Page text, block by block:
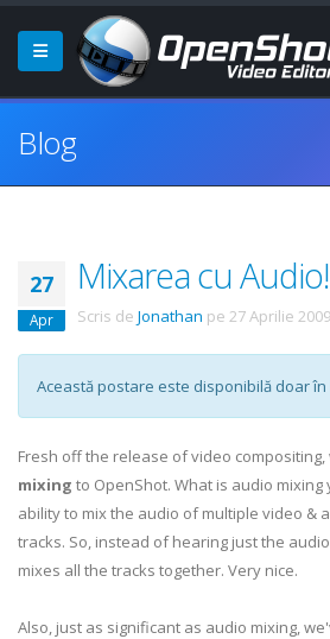
Blog
27
Apr
Mixarea cu Audio!
Scris de Jonathan pe 27 Aprilie 2009
Această postare este disponibilă doar în
Fresh off the release of video
mixing to OpenShot. What is audio mixing
ability to mix the audio of multiple video &
tracks. So, instead of hearing just the
mixes all the tracks together. Very nice.
Also, just as significant as audio mixing,